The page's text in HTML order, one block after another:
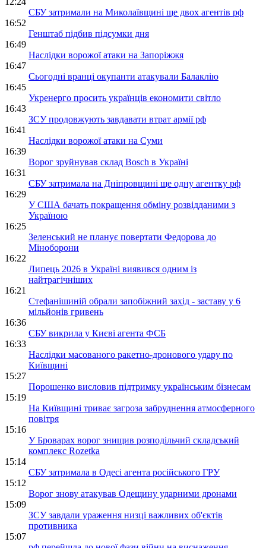
СБУ затримали на Миколаївщині ще двох агентів рф
16:52
Генштаб підбив підсумки дня
16:49
Наслідки ворожої атаки на Запоріжжя
16:47
Сьогодні вранці окупанти атакували Балаклію
16:45
Укренерго просить українців економити світло
16:43
ЗСУ продовжують завдавати втрат армії рф
16:41
Наслідки ворожої атаки на Суми
16:39
Ворог зруйнував склад Bosch в Україні
16:31
СБУ затримала на Дніпровщині ще одну агентку рф
16:29
У США бачать покращення обміну розвідданими з
Україною
16:25
Зеленський не планує повертати Федорова до
Міноборони
16:22
Липець 2026 в Україні виявився одним із
найтрагічніших
16:21
Стефанішиній обрали запобіжний захід - заставу у 6
мільйонів гривень
16:36
СБУ викрила у Києві агента ФСБ
16:33
Наслідки масованого ракетно-дронового удару по
Київщині
15:27
Порошенко висловив підтримку українським бізнесам
15:19
На Київщині триває загроза забруднення атмосферного
повітря
15:16
У Броварах ворог знищив розподільчий складський
комплекс Rozetka
15:14
СБУ затримала в Одесі агента російського ГРУ
15:12
Ворог знову атакував Одещину ударними дронами
15:09
ЗСУ завдали ураження низці важливих об'єктів
противника
15:07